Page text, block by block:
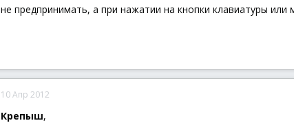
не предпринимать, а при нажатии на кнопки клавиатуры
10 Апр 2012
Крепыш,